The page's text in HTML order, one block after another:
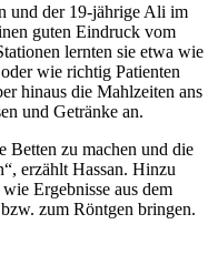
und der 19-jährige Ali im
guten Eindruck vom
lernten sie etwa wie
wie richtig Patienten
hinaus die Mahlzeiten ans
und Getränke an.
Betten zu machen und die
erzählt Hassan. Hinzu
Ergebnisse aus dem
zum Röntgen bringen.